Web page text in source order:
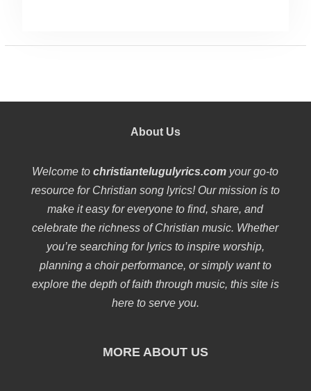
About Us
Welcome tochristiantelugulyrics.com your go-to
resource for Christian song lyrics! Our mission is to
make it easy for everyone to find, share, and
celebrate the richness of Christian music. Whether
you’re searching for lyrics to inspire worship,
planning a choir performance, or simply want to
explore the depth of faith through music, this site is
here to serve you.
MORE ABOUT US